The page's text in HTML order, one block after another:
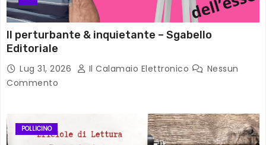
Il perturbante & inquietante – Sgabello
Editoriale
Lug 31, 2026 Il Calamaio Elettronico
Nessun
Commento
POLLICINO